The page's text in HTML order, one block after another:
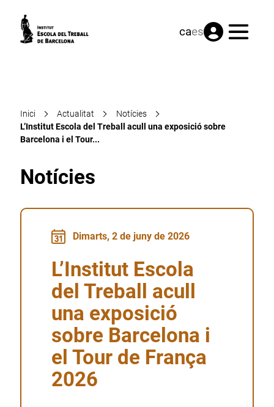
caes Menú
Inici Actualitat
Notícies
L’Institut Escola del Treball acull una exposició sobre
Barcelona i el Tour...
Notícies
Dimarts, 2 de juny de 2026
L’Institut Escola
del Treball acull
una exposició
sobre Barcelona i
el Tour de França
2026